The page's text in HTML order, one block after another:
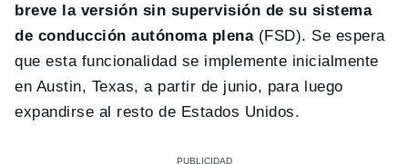
breve la versión sin supervisión de su sistema
de conducción autónoma plena(FSD). Se espera
que esta funcionalidad se implemente inicialmente
en Austin, Texas, a partir de junio, para luego
expandirse al resto de Estados Unidos.